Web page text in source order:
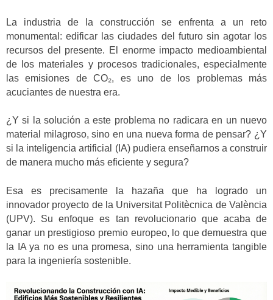
La industria de la construcción se enfrenta a un reto
monumental: edificar las ciudades del futuro sin agotar los
recursos del presente. El enorme impacto medioambiental
de los materiales y procesos tradicionales, especialmente
las emisiones de CO₂, es uno de los problemas más
acuciantes de nuestra era.
¿Y si la solución a este problema no radicara en un nuevo
material milagroso, sino en una nueva forma de pensar? ¿Y
si la inteligencia artificial (IA) pudiera enseñarnos a construir
de manera mucho más eficiente y segura?
Esa es precisamente la hazaña que ha logrado un
innovador proyecto de la Universitat Politècnica de València
(UPV). Su enfoque es tan revolucionario que acaba de
ganar un prestigioso premio europeo, lo que demuestra que
la IA ya no es una promesa, sino una herramienta tangible
para la ingeniería sostenible.